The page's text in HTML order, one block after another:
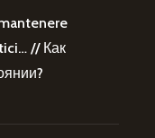
// Как